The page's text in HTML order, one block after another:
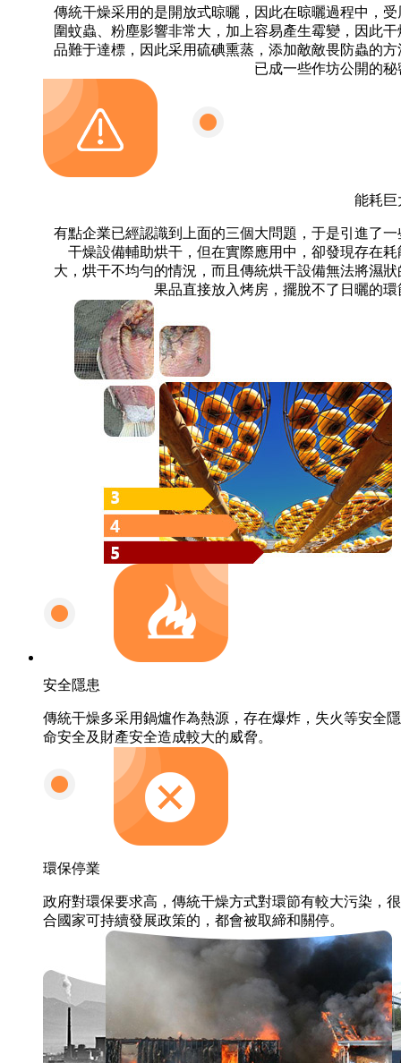
傳統干燥采用的是開放式晾曬，因此在晾曬過程中，受
圍蚊蟲、粉塵影響非常大，加上容易產生霉變，因此干
品難于達標，因此采用硫碘熏蒸，添加敵敵畏防蟲的方
已成一些作坊公開的秘
能耗巨
有點企業已經認識到上面的三個大問題，于是引進了一
干燥設備輔助烘干，但在實際應用中，卻發現存在耗
大，烘干不均勻的情況，而且傳統烘干設備無法將濕狀
果品直接放入烤房，擺脫不了日曬的環
安全隱患
傳統干燥多采用鍋爐作為熱源，存在爆炸，失火等安全
命安全及財產安全造成較大的威脅。
環保停業
政府對環保要求高，傳統干燥方式對環節有較大污染，
合國家可持續發展政策的，都會被取締和關停。